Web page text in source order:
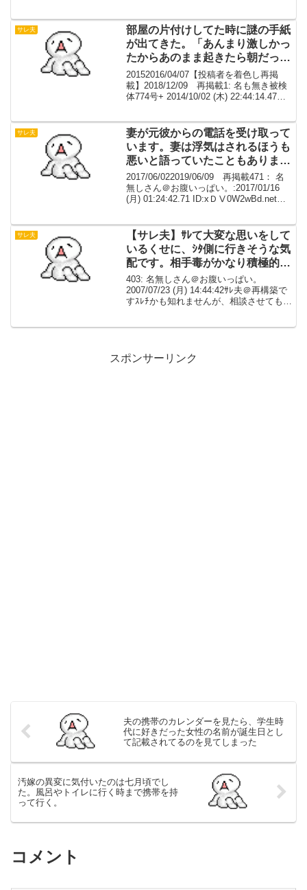
入のために都内の駐車場を４...
サレ夫
部屋の片付けしてた時に謎の手紙
が出てきた。「あんまり激しかっ
たからあのまま起きたら朝だった
よワラ」
20152016/04/07【投稿者を着色し再掲
載】2018/12/09 再掲載1: 名も無き被検
体774号+ 2014/10/02 (木) 22:44:14.47
サレ夫
妻が元彼からの電話を受け取って
います。妻は浮気はされるほうも
悪いと語っていたこともありまし
た
2017/06/022019/06/09 再掲載471： 名
無しさん＠お腹いっぱい。:2017/01/16
(月) 01:24:42.71 ID:xＤⅤ0W2wBd.net質
サレ夫
【サレ夫】ｻﾚて大変な思いをして
いるくせに、ｼﾀ側に行きそうな気
配です。相手毒がかなり積極的で
自制心に自信がありません【不
明】
403: 名無しさん＠お腹いっぱい。
2007/07/23 (月) 14:44:42ｻﾚ夫＠再構築で
すｽﾚﾁかも知れませんが、相談させてもら
スポンサーリンク
夫の携帯のカレンダーを見たら、学生時
代に好きだった女性の名前が誕生日とし
て記載されてるのを見てしまった
汚嫁の異変に気付いたのは七月頃でし
た。風呂やトイレに行く時まで携帯を持
って行く。
コメント